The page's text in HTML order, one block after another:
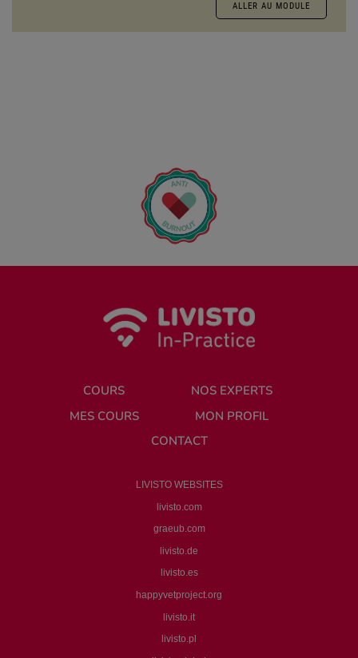
ALLER AU MODULE
COURS
NOS EXPERTS
MES COURS
MON PROFIL
CONTACT
LIVISTO WEBSITES
livisto.com
graeub.com
livisto.de
livisto.es
happyvetproject.org
livisto.it
livisto.pl